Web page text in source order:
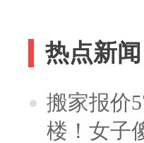
热点新闻
搬家报价
楼！女